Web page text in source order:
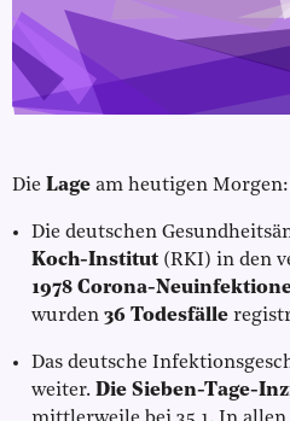
Die Lage am heutigen Morgen:
Die deutschen
Koch-Institut (RKI) in den
1978 Corona-
wurden 36 Todesfälle
Das deutsche
weiter. Die Sieben-Tage-